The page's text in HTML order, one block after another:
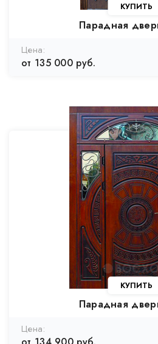
КУПИТЬ
Парадная
Цена:
от 135 000 руб.
КУПИТЬ
Парадная
Цена: